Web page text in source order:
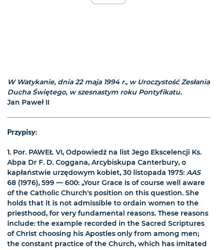
W Watykanie, dnia 22 maja 1994 r., w Uroczystość Zesłania
Ducha Świętego, w szesnastym roku Pontyfikatu.
Jan Paweł II
Przypisy:
1. Por. PAWEŁ VI, Odpowiedź na list Jego Ekscelencji Ks.
Abpa Dr F. D. Coggana, Arcybiskupa Canterbury, o
kapłaństwie urzędowym kobiet, 30 listopada 1975: AAS
68 (1976), 599 — 600: „Your Grace is of course well aware
of the Catholic Church's position on this question. She
holds that it is not admissible to ordain women to the
priesthood, for very fundamental reasons. These reasons
include: the example recorded in the Sacred Scriptures
of Christ choosing his Apostles only from among men;
the constant practice of the Church, which has imitated